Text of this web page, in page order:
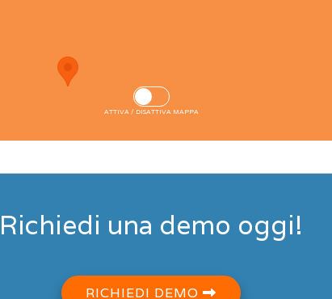
ATTIVA / DISATTIVA MAPPA
Richiedi una demo oggi!
RICHIEDI DEMO